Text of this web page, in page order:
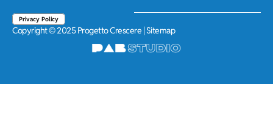
Privacy Policy
Copyright © 2025 Progetto Crescere |Sitemap